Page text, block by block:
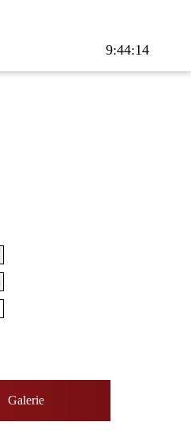
9:44:15
Galerie